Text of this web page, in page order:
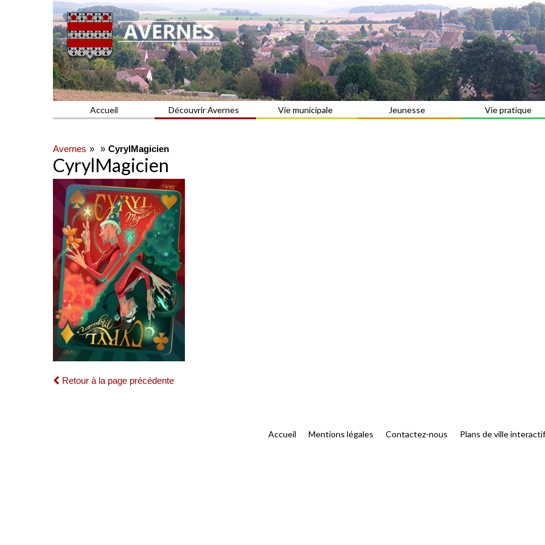
AVERNES
Commune du Val d'Oise
Accueil Découvrir Avernes Vie municipale Jeunesse Vie pratique
Avernes CyrylMagicien
CyrylMagicien
Retour à la page précédente
Accueil Mentions légales Contactez-nous Plans de ville